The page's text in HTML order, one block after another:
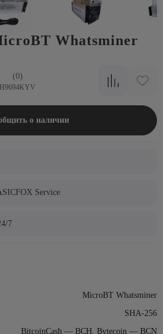
Whatsminer
(0)
о наличии
Service
7
MicroBT Whatsminer
SHA-256
BitcoinCash — BCH, Bytecoin — BCN